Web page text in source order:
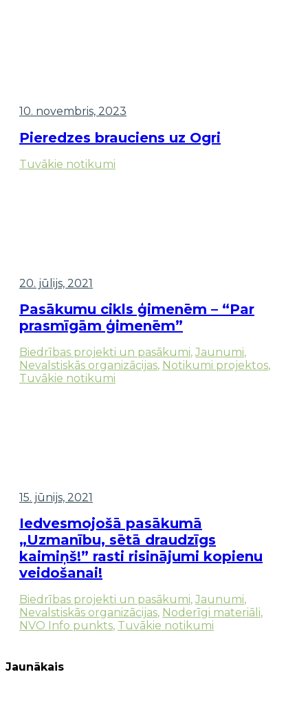
10. novembris, 2023
Pieredzes brauciens uz Ogri
Tuvākie notikumi
20. jūlijs, 2021
Pasākumu cikls ģimenēm – “Par
prasmīgām ģimenēm”
Biedrības projekti un pasākumi, Jaunumi,
Nevalstiskās organizācijas, Notikumi projektos,
Tuvākie notikumi
15. jūnijs, 2021
Iedvesmojošā pasākumā
„Uzmanību, sētā draudzīgs
kaimiņš!” rasti risinājumi kopienu
veidošanai!
Biedrības projekti un pasākumi, Jaunumi,
Nevalstiskās organizācijas, Noderīgi materiāli,
NVO Info punkts, Tuvākie notikumi
Jaunākais